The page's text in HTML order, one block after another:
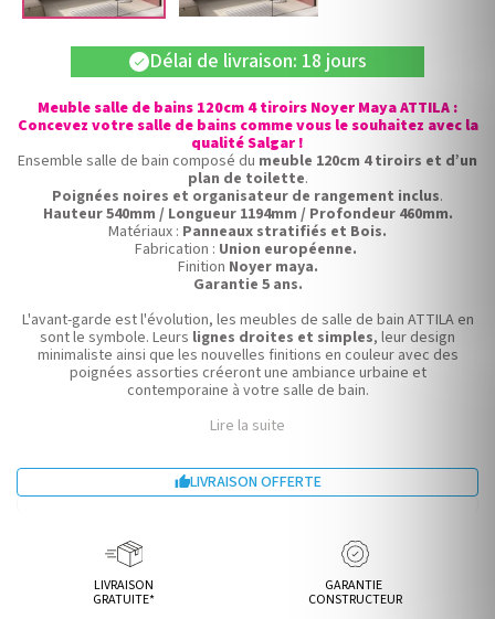
check Délai de livraison: 18 jours
Meuble salle de bains 120cm 4 tiroirs Noyer Maya ATTILA :
Concevez votre salle de bains comme vous le souhaitez avec la
qualité Salgar !
Ensemble salle de bain composé du meuble 120cm 4 tiroirs et d’un
plan de toilette.
Poignées noires et organisateur de rangement inclus.
Hauteur 540mm / Longueur 1194mm / Profondeur 460mm.
Matériaux : Panneaux stratifiés et Bois.
Fabrication : Union européenne.
Finition Noyer maya.
Garantie 5 ans.
L'avant-garde est l'évolution, les meubles de salle de bain ATTILA en
sont le symbole. Leurs lignes droites et simples, leur design
minimaliste ainsi que les nouvelles finitions en couleur avec des
poignées assorties créeront une ambiance urbaine et
contemporaine à votre salle de bain.
Lire la suite
LIVRAISON OFFERTE
LIVRAISON
GRATUITE*
GARANTIE
CONSTRUCTEUR